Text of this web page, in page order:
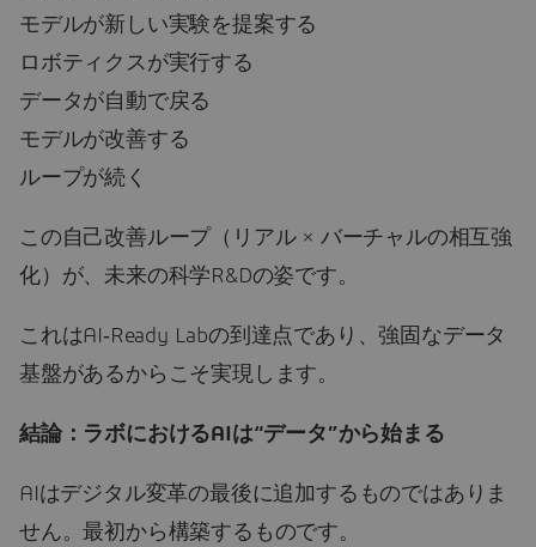
モデルが新しい実験を提案する
ロボティクスが実行する
データが自動で戻る
モデルが改善する
ループが続く
この自己改善ループ（リアル × バーチャルの相互強
化）が、未来の科学R&Dの姿です。
これはAI‑Ready Labの到達点であり、強固なデータ
基盤があるからこそ実現します。
結論：ラボにおけるAIは“データ”から始まる
AIはデジタル変革の最後に追加するものではありま
せん。最初から構築するものです。